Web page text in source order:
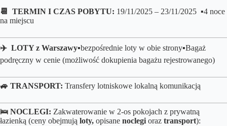
📆 TERMIN I CZAS POBYTU: 19/11/2025 – 23/11/2025 ▪️4 noce
na miejscu
✈️ LOTY z Warszawy▪️bezpośrednie loty w obie strony▪️Bagaż
podręczny w cenie (możliwość dokupienia bagażu rejestrowanego)
🚙 TRANSPORT: Transfery lotniskowe lokalną komunikacją
🛌 NOCLEGI: Zakwaterowanie w 2-os pokojach z prywatną
łazienką (ceny obejmują loty, opisane noclegi oraz transport):